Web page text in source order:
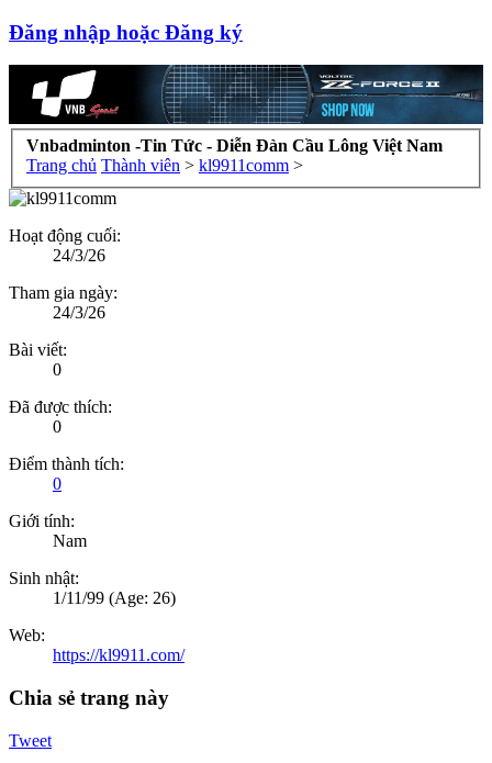
Đăng nhập hoặc Đăng ký
Vnbadminton -Tin Tức - Diễn Đàn Cầu Lông Việt Nam
Trang chủ Thành viên > kl9911comm >
Hoạt động cuối:
24/3/26
Tham gia ngày:
24/3/26
Bài viết:
0
Đã được thích:
0
Điểm thành tích:
0
Giới tính:
Nam
Sinh nhật:
1/11/99 (Age: 26)
Web:
https://kl9911.com/
Chia sẻ trang này
Tweet